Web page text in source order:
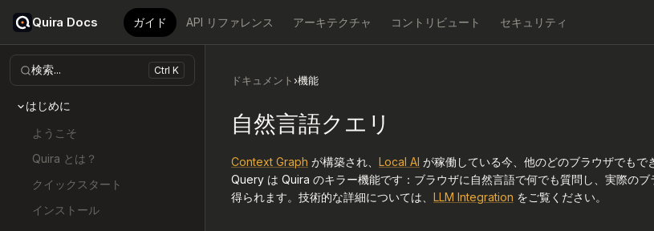
Quira Docs ガイド API リファレンス アーキテクチャ コントリビュート セキュリティ
検索... Ctrl K
はじめに
ようこそ
Quira とは？
クイックスタート
インストール
ドキュメント›機能
自然言語クエリ
Context Graph が構築され、 Local AI が稼働している今、他のどのブラウザでもで
Query は Quira のキラー機能です：ブラウザに自然言語で何でも質問し、実際の
得られます。技術的な詳細については、 LLM Integration をご覧ください。